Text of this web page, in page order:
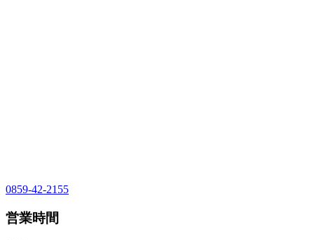
0859-42-2155
営業時間